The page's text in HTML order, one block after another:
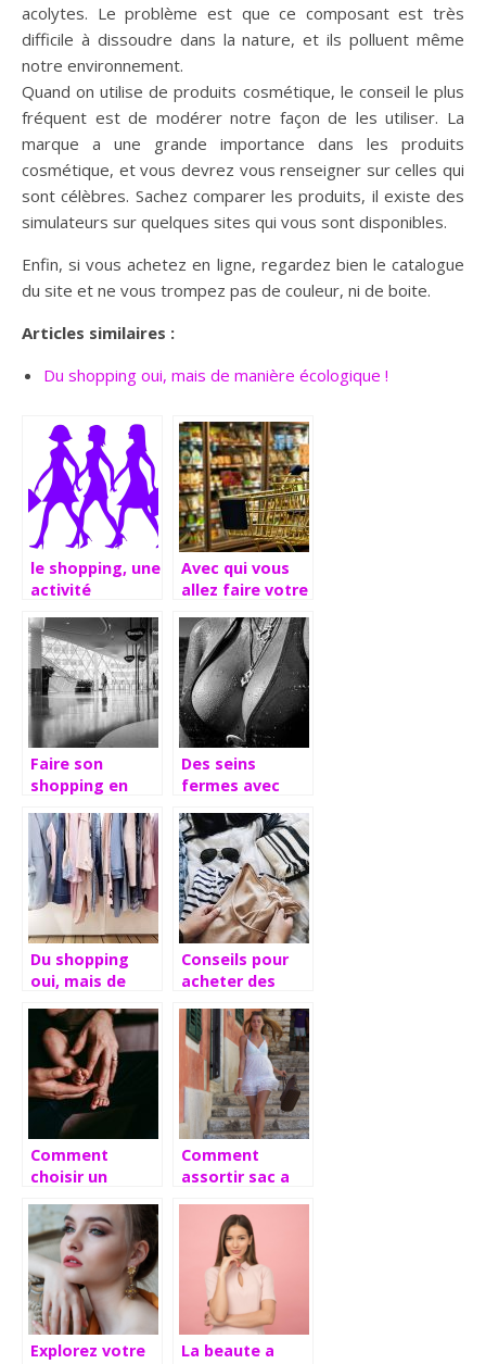
acolytes. Le problème est que ce composant est très
difficile à dissoudre dans la nature, et ils polluent même
notre environnement.
Quand on utilise de produits cosmétique, le conseil le plus
fréquent est de modérer notre façon de les utiliser. La
marque a une grande importance dans les produits
cosmétique, et vous devrez vous renseigner sur celles qui
sont célèbres. Sachez comparer les produits, il existe des
simulateurs sur quelques sites qui vous sont disponibles.
Enfin, si vous achetez en ligne, regardez bien le catalogue
du site et ne vous trompez pas de couleur, ni de boite.
Articles similaires :
Du shopping oui, mais de manière écologique !
le shopping, une
activité
les femmes.
Avec qui vous
allez faire votre
Faire son
shopping en
ligne
Des seins
fermes avec
de courges
Du shopping
oui, mais de
écologique !
Conseils pour
acheter des
Comment
choisir un
baptême ?
Comment
assortir sac a
vestimentaire ?
Explorez votre
La beaute a